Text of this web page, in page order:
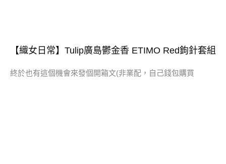
【織女日常】Tulip廣島鬱金香 ETIMO Red鉤針套組
終於也有這個機會來發個開箱文(非業配，自己錢包購買